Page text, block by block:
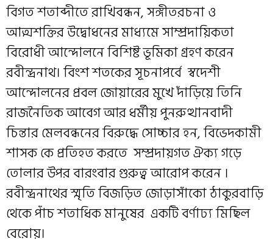
বিগত শতাব্দীতে রাখিবন্ধন, সঙ্গীতরচনা ও
আত্মশক্তির উদ্বোধনের মাধ্যমে সাম্প্রদায়িকতা
বিরোধী আন্দোলনে বিশিষ্ট ভূমিকা গ্রহণ করেন
রবীন্দ্রনাথ। বিংশ শতকের সূচনাপর্বে স্বদেশী
আন্দোলনের প্রবল জোয়ারের মুখে দাঁড়িয়ে তিনি
রাজনৈতিক আবেগ আর ধর্মীয় পুনরুত্থানবাদী
চিন্তার মেলবন্ধনের বিরুদ্ধে সোচ্চার হন, বিভেদকামী
শাসক কে প্রতিহত করতে সম্প্রদায়গত ঐক্য গড়ে
তোলার উপর বারংবার গুরুত্ব আরোপ করেন ।
রবীন্দ্রনাথের স্মৃতি বিজড়িত জোড়াসাঁকো ঠাকুরবাড়ি
থেকে পাঁচ শতাধিক মানুষের একটি বর্ণাঢ্য মিছিল
বেরোয়।